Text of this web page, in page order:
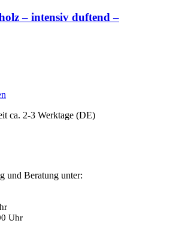
– intensiv duftend –
ca. 2-3 Werktage (DE)
und Beratung unter:
Uhr